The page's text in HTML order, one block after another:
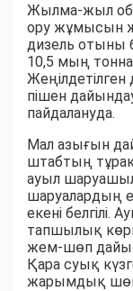
Жылма-жыл
ору жұмысын
дизель отыны
10,5 мың тонна,
пішен
пайдалануда.
Мал азығын
штабтың
ауыл
шаруалардың
екені белгілі.
тапшылық
жем-шөп
Қара суық
жарымдық шөп